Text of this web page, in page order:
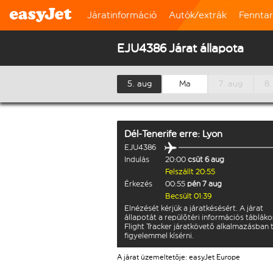
Járatinformáció Autók/extrák
EJU4386 Járat állapota
5. aug Ma 7. aug
Dél-Tenerife erre: Lyon
EJU4386
Indulás
20:00 csüt 6 aug
Felszállt 20:55
Érkezés
00:55 pén 7 aug
Becsült 01:39
Elnézését kérjük a járatkésésért. A járat
állapotát a repülőtéri információs
Flight Tracker járatkövető alkalmazásban
figyelemmel kísérni.
A járat üzemeltetője: easyJet Europe